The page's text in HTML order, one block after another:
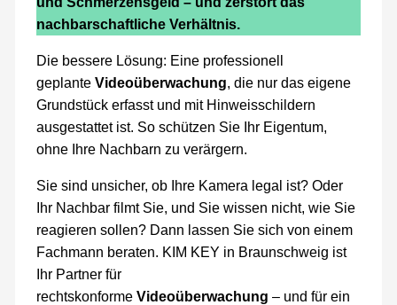
nachbarschaftliche Verhältnis.
Die bessere Lösung: Eine professionell
geplante Videoüberwachung, die nur das eigene
Grundstück erfasst und mit Hinweisschildern
ausgestattet ist. So schützen Sie Ihr Eigentum,
ohne Ihre Nachbarn zu verärgern.
Sie sind unsicher, ob Ihre Kamera legal ist? Oder
Ihr Nachbar filmt Sie, und Sie wissen nicht, wie Sie
reagieren sollen? Dann lassen Sie sich von einem
Fachmann beraten. KIM KEY in Braunschweig ist
Ihr Partner für
rechtskonforme Videoüberwachung – und für ein